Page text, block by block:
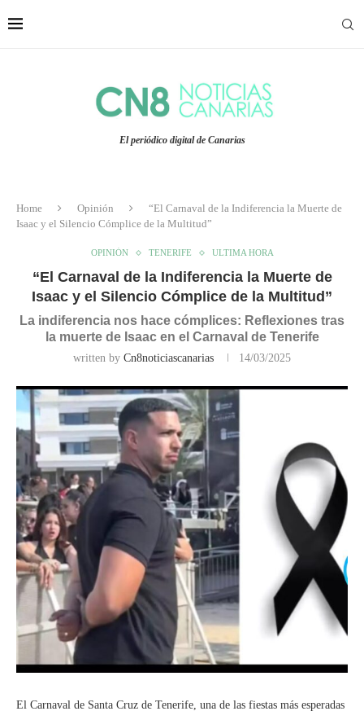
El periódico digital de Canarias
Home Opinión
“El Carnaval de la Indiferencia la Muerte de
Isaac y el Silencio Cómplice de la Multitud”
OPINIÓN TENERIFE ULTIMA HORA
“El Carnaval de la Indiferencia la Muerte de
Isaac y el Silencio Cómplice de la Multitud”
La indiferencia nos hace cómplices: Reflexiones tras
la muerte de Isaac en el Carnaval de Tenerife
written by Cn8noticiascanarias 14/03/2025
El Carnaval de Santa Cruz de Tenerife, una de las fiestas más esperadas